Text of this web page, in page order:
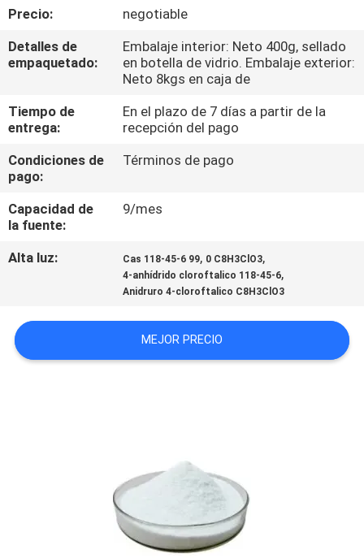
DE
CALIDAD
ÉNTRENOS
EN
CONTACTO
CON
MAPA
Precio:
negotiable
Detalles de
empaquetado:
Embalaje interior: Neto 400g, sellado
en botella de vidrio. Embalaje exterior:
Neto 8kgs en caja de
Tiempo de
entrega:
En el plazo de 7 días a partir de la
recepción del pago
Condiciones de
pago:
Términos de pago
Capacidad de
la fuente:
9/mes
Alta luz: Cas 118-45-6 99, 0 C8H3ClO3,
4-anhídrido cloroftalico 118-45-6,
Anidruro 4-cloroftalico C8H3ClO3
MEJOR PRECIO